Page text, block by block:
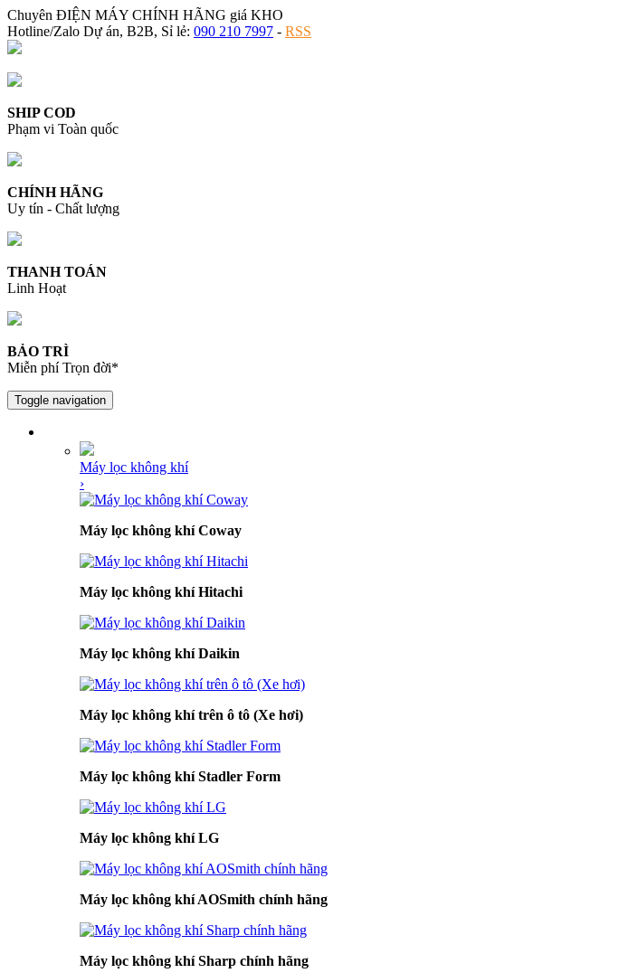
Chuyên ĐIỆN MÁY CHÍNH HÃNG giá KHO
Hotline/Zalo Dự án, B2B, Sỉ lẻ: 090 210 7997 - RSS
SHIP COD
Phạm vi Toàn quốc
CHÍNH HÃNG
Uy tín - Chất lượng
THANH TOÁN
Linh Hoạt
BẢO TRÌ
Miễn phí Trọn đời*
Toggle navigation
Máy lọc không khí
›
Máy lọc không khí Coway
Máy lọc không khí Hitachi
Máy lọc không khí Daikin
Máy lọc không khí trên ô tô (Xe hơi)
Máy lọc không khí Stadler Form
Máy lọc không khí LG
Máy lọc không khí AOSmith chính hãng
Máy lọc không khí Sharp chính hãng